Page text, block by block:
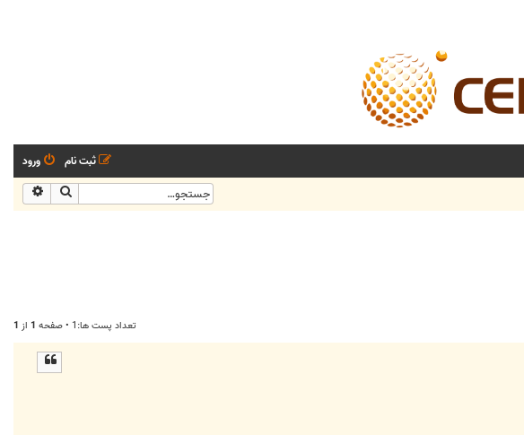
ورود
ثبت نام
جستجو
تعداد پست ها:1 • صفحه 1 از 1